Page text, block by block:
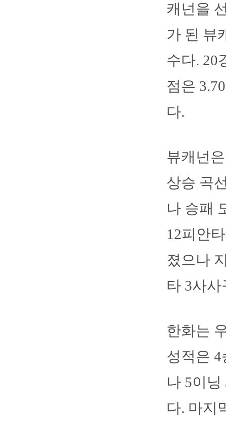
캐넌을
가 된 뷰
수다. 20
점은
다.
뷰캐넌
상승 곡
나 승패
12피안
졌으나
타 3사
한화는
성적은 4
나 5이
다. 마지